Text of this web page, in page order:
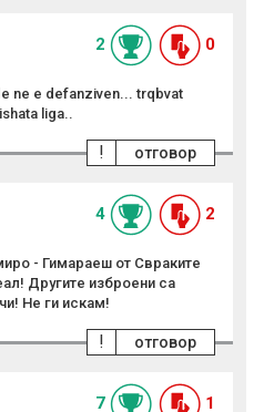
2 0
ne e defanziven... trqbvat
liga..
отговор
!
4 2
- Гимараеш от Свраките
Другите изброени са
Не ги искам!
отговор
!
7 1